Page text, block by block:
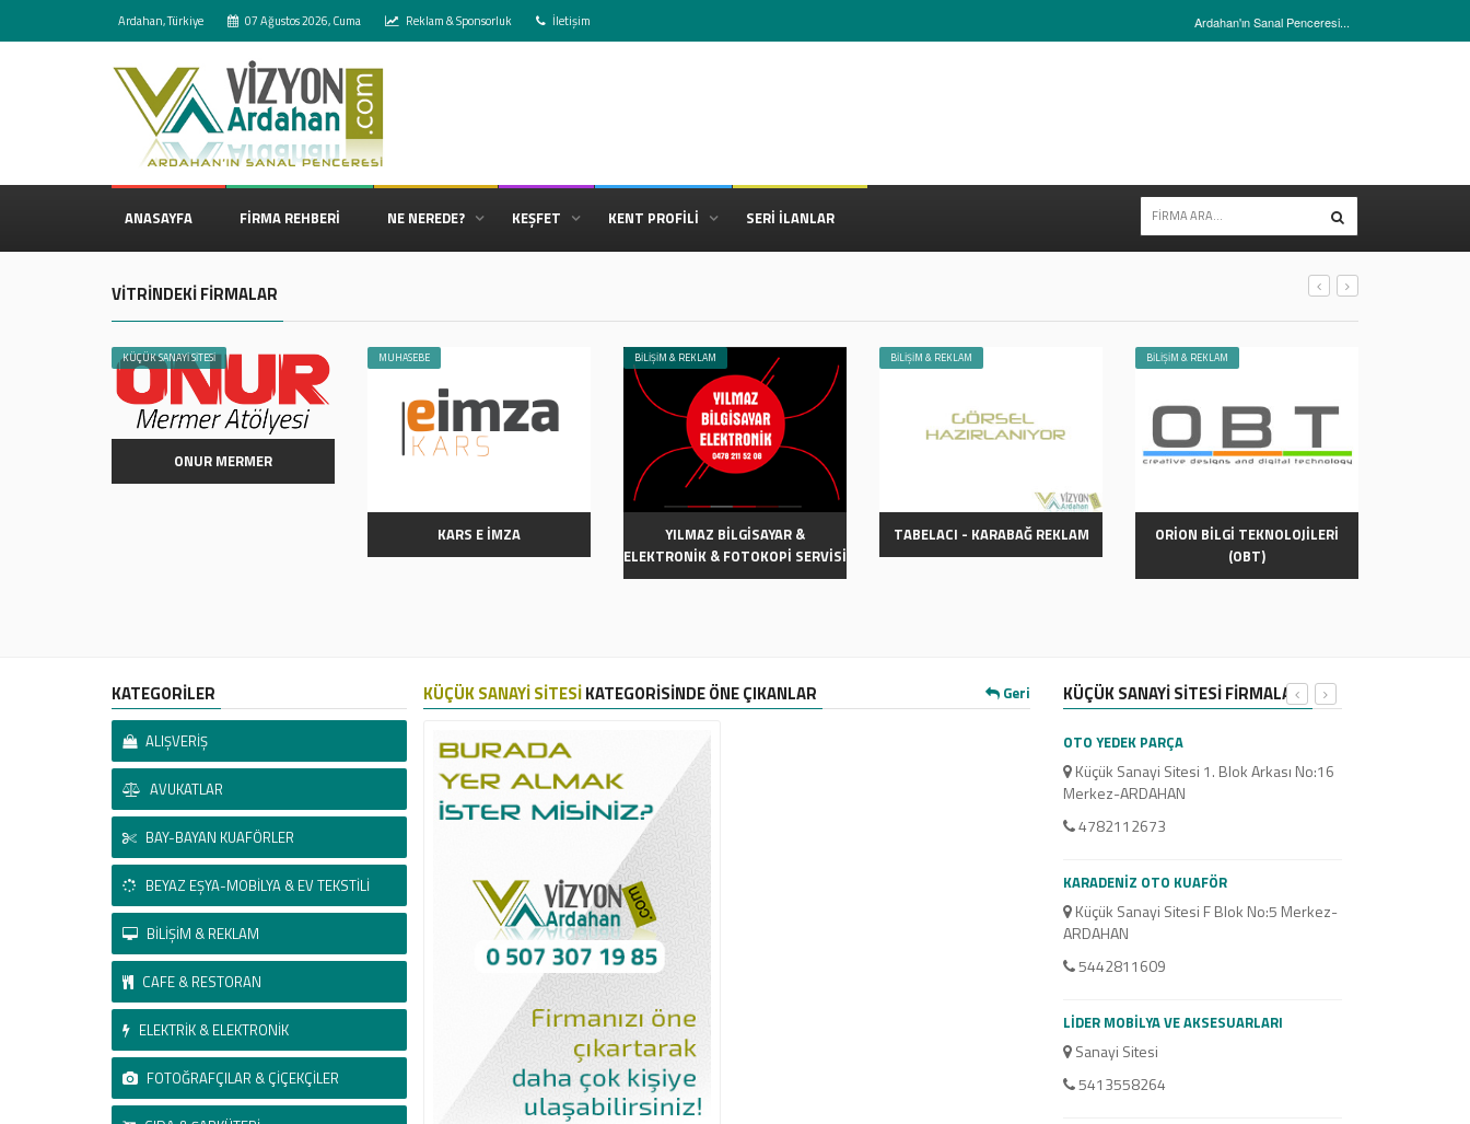
Ardahan, Türkiye 07 Ağustos 2026, Cuma Reklam & Sponsorluk İletişim Ardahan'ın Sanal Penceresi...
ANASAYFA FİRMA REHBERİ NE NEREDE? KEŞFET KENT PROFİLİ SERİ İLANLAR
VİTRİNDEKİ FİRMALAR
KÜÇÜK SANAYİ SİTESİ
ONUR MERMER
MUHASEBE
KARS E İMZA
BİLİŞİM & REKLAM
YILMAZ BİLGİSAYAR &
ELEKTRONİK & FOTOKOPİ SERVİSİ
BİLİŞİM & REKLAM
TABELACI - KARABAĞ REKLAM
BİLİŞİM & REKLAM
ORİON BİLGİ TEKNOLOJİLERİ
(OBT)
KATEGORİLER
ALIŞVERİŞ
AVUKATLAR
BAY-BAYAN KUAFÖRLER
BEYAZ EŞYA-MOBİLYA & EV TEKSTİLİ
BİLİŞİM & REKLAM
CAFE & RESTORAN
ELEKTRİK & ELEKTRONİK
FOTOĞRAFÇILAR & ÇİÇEKÇİLER
KÜÇÜK SANAYİ SİTESİKATEGORİSİNDE ÖNE ÇIKANLAR Geri KÜÇÜK SANAYİ SİTESİ FİRMALARI
OTO YEDEK PARÇA
Küçük Sanayi Sitesi 1. Blok Arkası No:16
Merkez-ARDAHAN
4782112673
KARADENİZ OTO KUAFÖR
Küçük Sanayi Sitesi F Blok No:5 Merkez-
ARDAHAN
5442811609
LİDER MOBİLYA VE AKSESUARLARI
Sanayi Sitesi
5413558264